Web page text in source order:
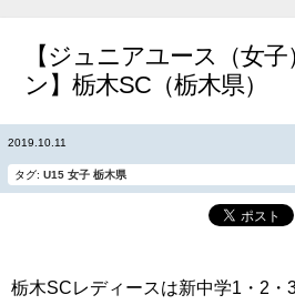
【ジュニアユース（女
ン】栃木SC（栃木県）
2019.10.11
タグ: U15 女子 栃木県
栃木SCレディースは新中学1・2・